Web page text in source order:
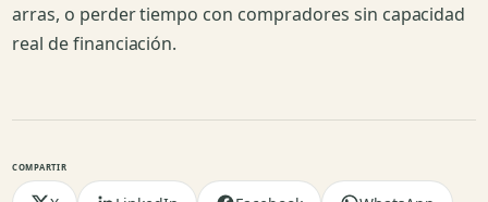
arras, o perder tiempo con compradores sin capacidad
real de financiación.
COMPARTIR